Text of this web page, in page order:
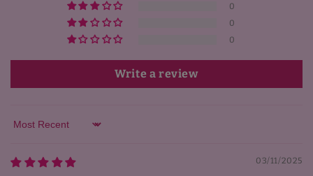
0
0
0
Write a review
Sort by
03/11/2025